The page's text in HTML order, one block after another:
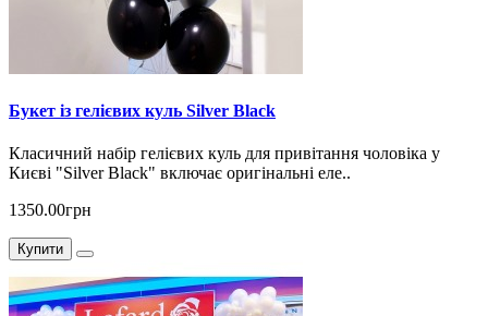
Букет із гелієвих куль Silver Black
Класичний набір гелієвих куль для привітання чоловіка у
Києві "Silver Black" включає оригінальні еле..
1350.00грн
Купити